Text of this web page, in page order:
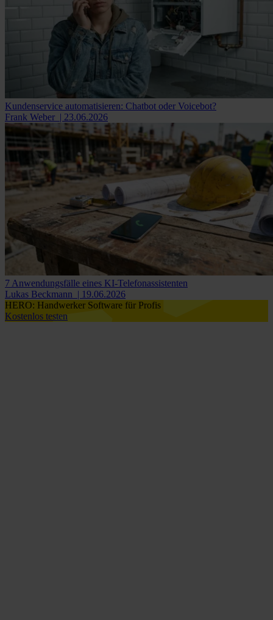
Kundenservice automatisieren: Chatbot oder Voicebot?
Frank Weber | 23.06.2026
7 Anwendungsfälle eines KI-Telefonassistenten
Lukas Beckmann | 19.06.2026
HERO: Handwerker Software für Profis
Kostenlos testen